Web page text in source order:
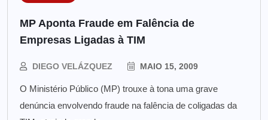
MP Aponta Fraude em Falência de
Empresas Ligadas à TIM
DIEGO VELÁZQUEZ MAIO 15, 2009
O Ministério Público (MP) trouxe à tona uma grave
denúncia envolvendo fraude na falência de coligadas da